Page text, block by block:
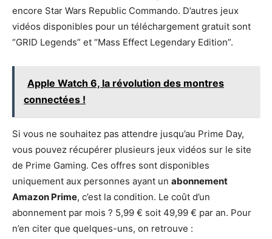
encore Star Wars Republic Commando. D’autres jeux
vidéos disponibles pour un téléchargement gratuit sont
“GRID Legends” et “Mass Effect Legendary Edition”.
Apple Watch 6, la révolution des montres
connectées !
Si vous ne souhaitez pas attendre jusqu’au Prime Day,
vous pouvez récupérer plusieurs jeux vidéos sur le site
de Prime Gaming. Ces offres sont disponibles
uniquement aux personnes ayant un abonnement
Amazon Prime, c’est la condition. Le coût d’un
abonnement par mois ? 5,99 € soit 49,99 € par an. Pour
n’en citer que quelques-uns, on retrouve :